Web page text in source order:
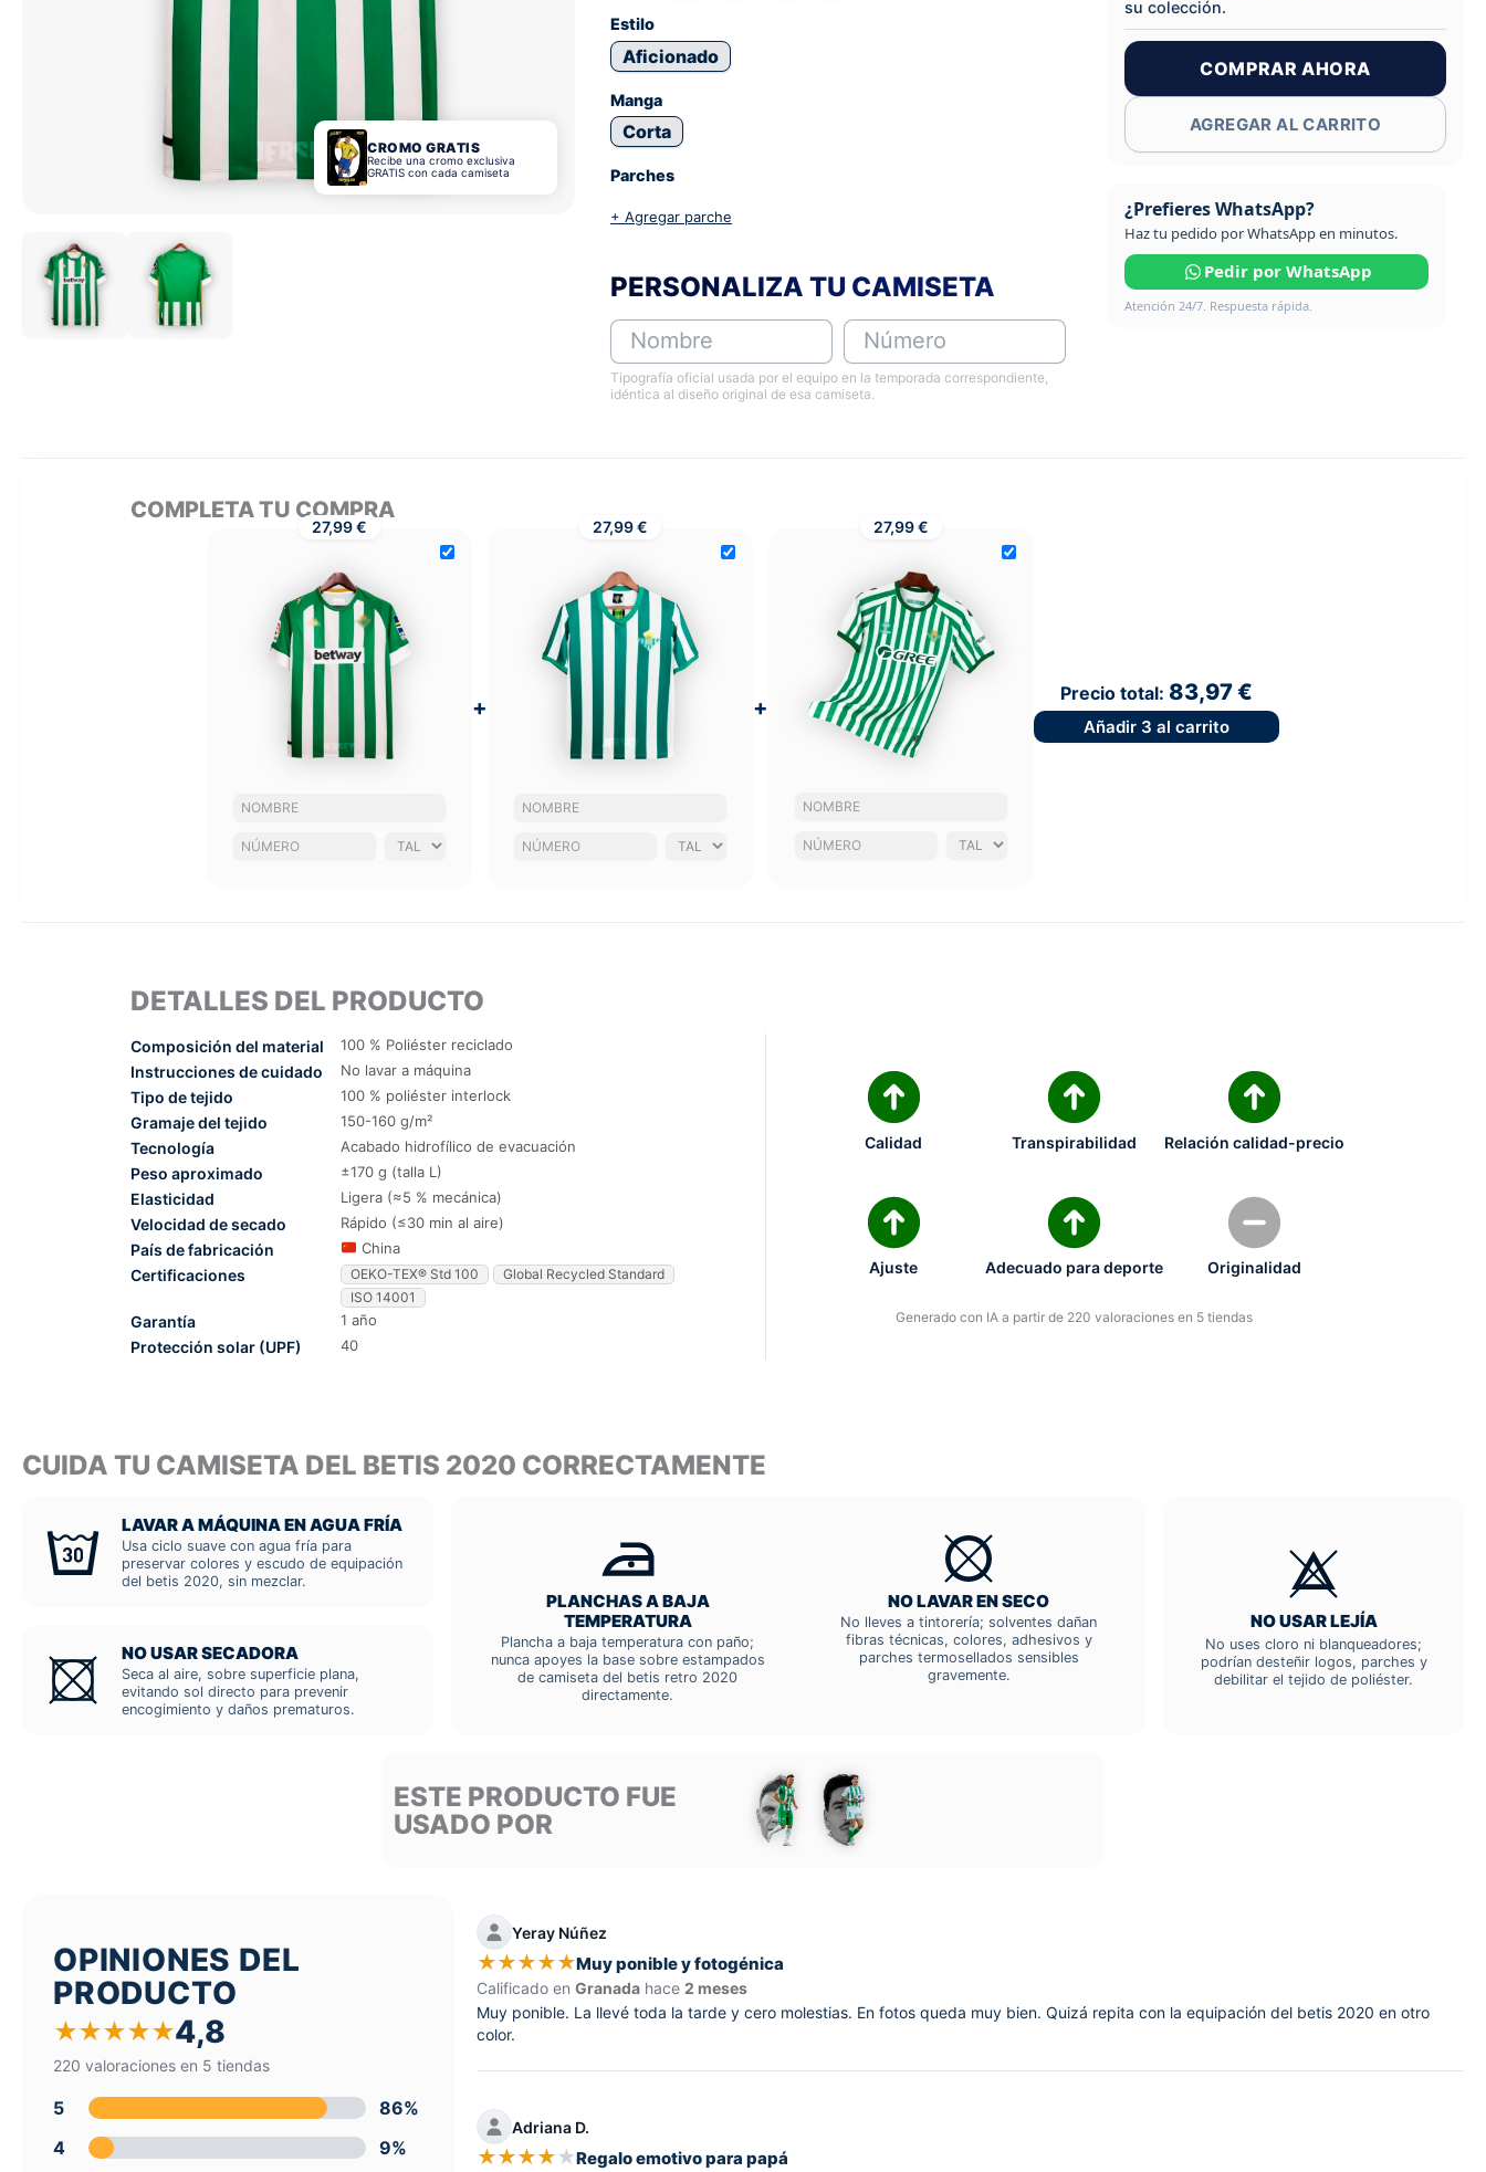
CROMO GRATIS
Recibe una cromo exclusiva
GRATIS con cada camiseta
Estilo
Aficionado
Manga
Corta
Parches
+ Agregar parche
PERSONALIZA TU CAMISETA
Nombre Número
Tipografía oficial usada por el equipo en la temporada correspondiente,
idéntica al diseño original de esa camiseta.
su colección.
COMPRAR AHORA
AGREGAR AL CARRITO
¿Prefieres WhatsApp?
Haz tu pedido por WhatsApp en minutos.
Pedir por WhatsApp
Atención 24/7. Respuesta rápida.
COMPLETA TU COMPRA
27,99 €
+
27,99 €
+
27,99 €
Precio total: 83,97 €
Añadir 3 al carrito
DETALLES DEL PRODUCTO
Composición del material 100 % Poliéster reciclado
Instrucciones de cuidado No lavar a máquina
Tipo de tejido 100 % poliéster interlock
Gramaje del tejido 150-160 g/m²
Tecnología Acabado hidrofílico de evacuación
Peso aproximado ±170 g (talla L)
Elasticidad Ligera (≈5 % mecánica)
Velocidad de secado Rápido (≤30 min al aire)
País de fabricación China
Certificaciones OEKO-TEX® Std 100
Global Recycled Standard
ISO 14001
Garantía 1 año
Protección solar (UPF) 40
Calidad Transpirabilidad Relación calidad-precio
Ajuste Adecuado para deporte Originalidad
Generado con IA a partir de 220 valoraciones en 5 tiendas
CUIDA TU CAMISETA DEL BETIS 2020 CORRECTAMENTE
LAVAR A MÁQUINA EN AGUA FRÍA
Usa ciclo suave con agua fría para
preservar colores y escudo de equipación
del betis 2020, sin mezclar.
NO USAR SECADORA
Seca al aire, sobre superficie plana,
evitando sol directo para prevenir
encogimiento y daños prematuros.
PLANCHAS A BAJA
TEMPERATURA
Plancha a baja temperatura con paño;
nunca apoyes la base sobre estampados
de camiseta del betis retro 2020
directamente.
NO LAVAR EN SECO
No lleves a tintorería; solventes dañan
fibras técnicas, colores, adhesivos y
parches termosellados sensibles
gravemente.
NO USAR LEJÍA
No uses cloro ni blanqueadores;
podrían desteñir logos, parches y
debilitar el tejido de poliéster.
ESTE PRODUCTO FUE
USADO POR
OPINIONES DEL
PRODUCTO
★★★★★4,8
220 valoraciones en 5 tiendas
5
86%
4
9%
Yeray Núñez
★★★★★Muy ponible y fotogénica
Calificado enGranada hace2 meses
Muy ponible. La llevé toda la tarde y cero molestias. En fotos queda muy bien. Quizá repita con la equipación del betis 2020 en otro
color.
Adriana D.
★★★★★Regalo emotivo para papá